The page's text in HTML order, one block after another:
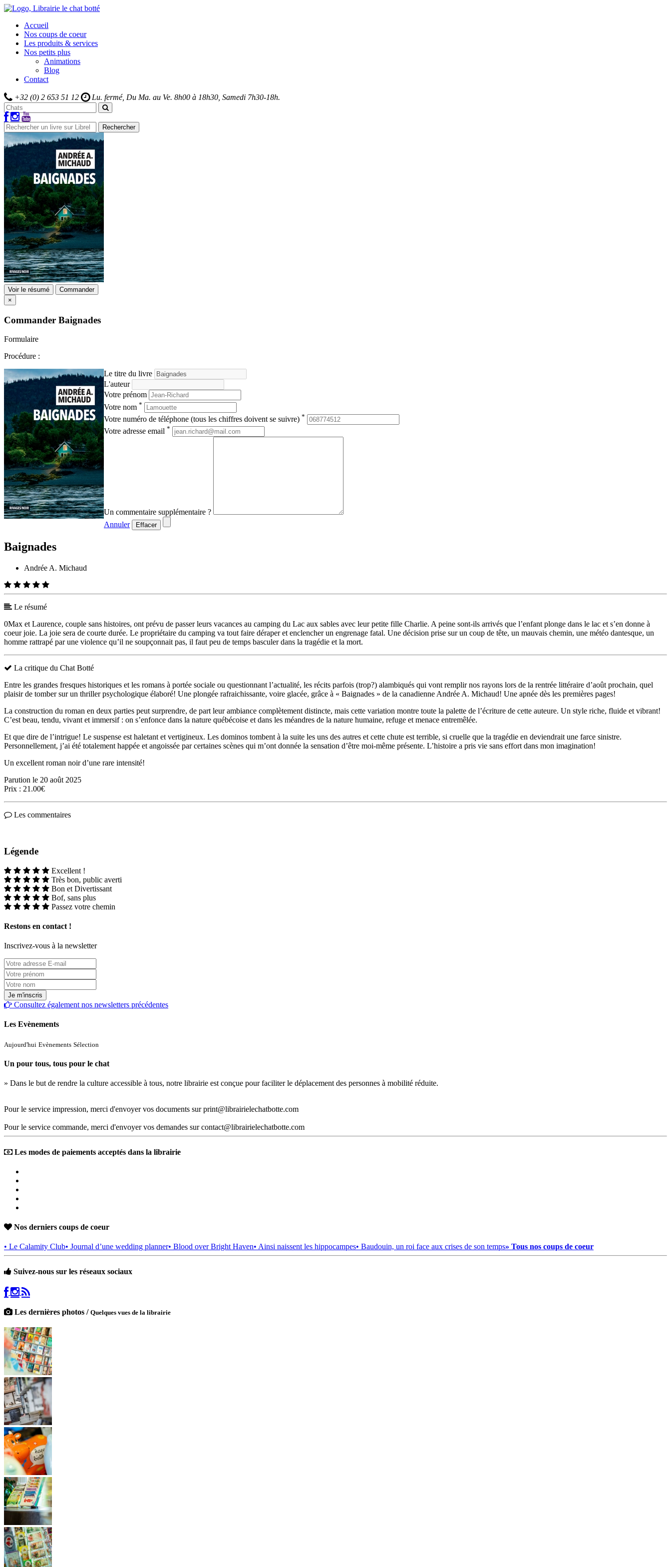
Accueil
Nos coups de coeur
Les produits & services
Nos petits plus
Animations
Blog
Contact
+32 (0) 2 653 51 12 Lu. fermé, Du Ma. au Ve. 8h00 à 18h30, Samedi 7h30-18h.
Rechercher
Voir le résumé
Commander
×
Commander Baignades
Formulaire
Procédure :
Le titre du livre
L'auteur
Votre prénom
Votre nom *
Votre numéro de téléphone (tous les chiffres doivent se suivre) *
Votre adresse email *
Un commentaire supplémentaire ?
Annuler
Effacer
Baignades
Andrée A. Michaud
Le résumé
0Max et Laurence, couple sans histoires, ont prévu de passer leurs vacances au camping du Lac aux sables avec leur petite fille Charlie. A peine sont-ils arrivés que l’enfant plonge dans le lac et s’en donne à
coeur joie. La joie sera de courte durée. Le propriétaire du camping va tout faire déraper et enclencher un engrenage fatal. Une décision prise sur un coup de tête, un mauvais chemin, une météo dantesque, un
homme rattrapé par une violence qu’il ne soupçonnait pas, il faut peu de temps basculer dans la tragédie et la mort.
La critique du Chat Botté
Entre les grandes fresques historiques et les romans à portée sociale ou questionnant l’actualité, les récits parfois (trop?) alambiqués qui vont remplir nos rayons lors de la rentrée littéraire d’août prochain, quel
plaisir de tomber sur un thriller psychologique élaboré! Une plongée rafraichissante, voire glacée, grâce à « Baignades » de la canadienne Andrée A. Michaud! Une apnée dès les premières pages!
La construction du roman en deux parties peut surprendre, de part leur ambiance complètement distincte, mais cette variation montre toute la palette de l’écriture de cette auteure. Un style riche, fluide et vibrant!
C’est beau, tendu, vivant et immersif : on s’enfonce dans la nature québécoise et dans les méandres de la nature humaine, refuge et menace entremêlée.
Et que dire de l’intrigue! Le suspense est haletant et vertigineux. Les dominos tombent à la suite les uns des autres et cette chute est terrible, si cruelle que la tragédie en deviendrait une farce sinistre.
Personnellement, j’ai été totalement happée et angoissée par certaines scènes qui m’ont donnée la sensation d’être moi-même présente. L’histoire a pris vie sans effort dans mon imagination!
Un excellent roman noir d’une rare intensité!
Parution le 20 août 2025
Prix : 21.00€
Les commentaires
Légende
Excellent !
Très bon, public averti
Bon et Divertissant
Bof, sans plus
Passez votre chemin
Restons en contact !
Inscrivez-vous à la newsletter
Consultez également nos newsletters précédentes
Les Evènements
Aujourd'hui Evènements Sélection
Un pour tous, tous pour le chat
» Dans le but de rendre la culture accessible à tous, notre librairie est conçue pour faciliter le déplacement des personnes à mobilité réduite.
Pour le service impression, merci d'envoyer vos documents sur print@librairielechatbotte.com
Pour le service commande, merci d'envoyer vos demandes sur contact@librairielechatbotte.com
Les modes de paiements acceptés dans la librairie
Nos derniers coups de coeur
• Le Calamity Club• Journal d’une wedding planner• Blood over Bright Haven• Ainsi naissent les hippocampes• Baudouin, un roi face aux crises de son temps» Tous nos coups de coeur
Suivez-nous sur les réseaux sociaux
Les dernières photos / Quelques vues de la librairie